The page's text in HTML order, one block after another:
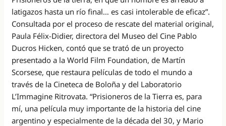
latigazos hasta un río final… es casi intolerable de eficaz”.
Consultada por el proceso de rescate del material original,
Paula Félix-Didier, directora del Museo del Cine Pablo
Ducros Hicken, contó que se trató de un proyecto
presentado a la World Film Foundation, de Martín
Scorsese, que restaura películas de todo el mundo a
través de la Cineteca de Boloña y del Laboratorio
L’Immagine Ritrovata. “Prisioneros de la Tierra es, para
mí, una película muy importante de la historia del cine
argentino y especialmente de la década del 30, y Mario